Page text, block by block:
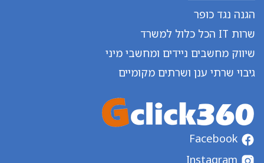
הגנה נגד כופר
שרות IT הכל כלול למשרד
שיווק מחשבים ניידים ומחשבי מיני
גיבוי שרתי ענן ושרתים מקומיים